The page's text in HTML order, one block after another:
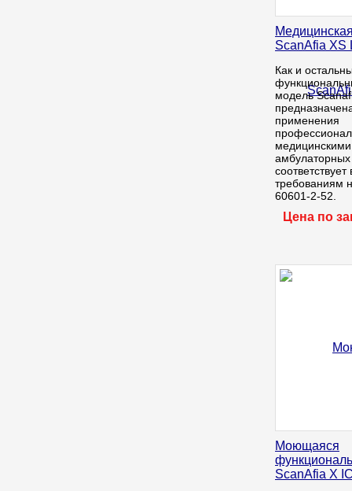
ScanAfia XS
Как и
модель
применения
амбулаторных
требованиям
60601-2-52.
Цена по
Моющаяся
ScanAfia X